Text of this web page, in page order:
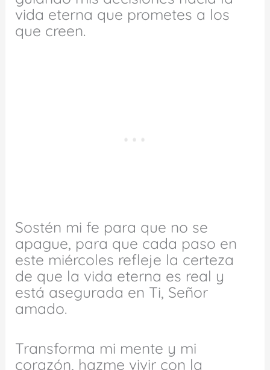
vida eterna que prometes a los
que creen.
Sostén mi fe para que no se
apague, para que cada paso en
este miércoles refleje la certeza
de que la vida eterna es real y
está asegurada en Ti, Señor
amado.
Transforma mi mente y mi
corazón, hazme vivir con la